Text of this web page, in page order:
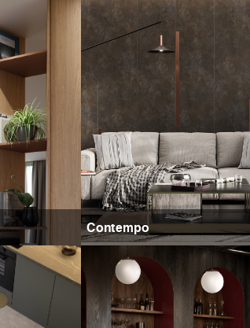
Contempo